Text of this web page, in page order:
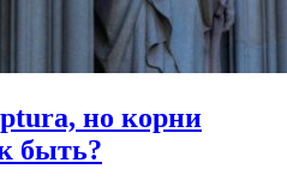
но корни
быть?